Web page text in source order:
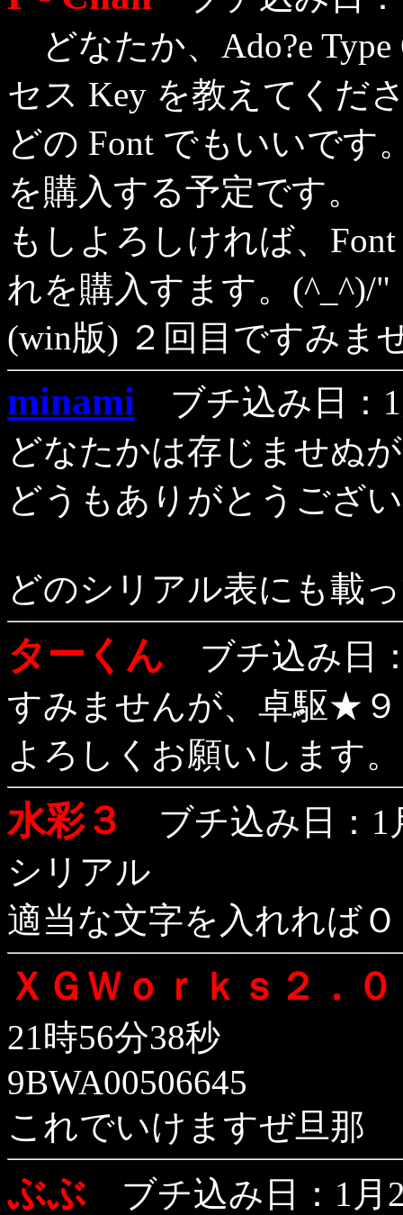
どなたか、Ado?e Type
セス Key を教えてくだ
どの Font でもいいです
を購入する予定です。
もしよろしければ、
れを購入すます。(^_^)/"
(win版) ２回目ですみま
minami ブチ込み日：1
どなたかは存じませぬ
どうもありがとうござ
どのシリアル表にも載
ターくん ブチ込み日
すみませんが、卓駆★
よろしくお願いします。
水彩３
ブチ込み日：1
シリアル
適当な文字を入れれば
ＸＧＷｏｒｋｓ２．０
21時56分38秒
9BWA00506645
これでいけますぜ旦那
ぶぶ ブチ込み日：1月